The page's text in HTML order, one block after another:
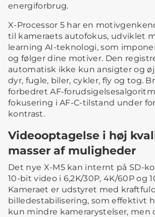
energiforbrug.
X-Processor 5 har en
til kameraets autofokus, udviklet
learning AI-teknologi, som
og følger dine motiver. Den
automatisk ikke kun ansigter og
dyr, fugle, biler, cykler, fly og tog.
forbedret AF-
fokusering i AF-C-tilstand under
kontrast.
Videooptagelse i høj
masser af muligheder
Det nye X-M5 kan internt på SD-
10-bit video i 6,2K/30P, 4K/60P og
Kameraet er udstyret med
billedestabilisering, som effektivt
kun mindre kamerarystelser, men